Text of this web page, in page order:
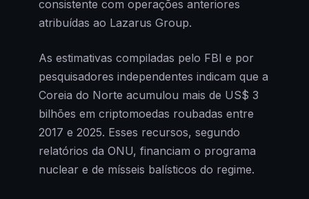
consistente com operações anteriores
atribuídas ao Lazarus Group.
As estimativas compiladas pelo FBI e por
pesquisadores independentes indicam que a
Coreia do Norte acumulou mais de US$ 3
bilhões em criptomoedas roubadas entre
2017 e 2025. Esses recursos, segundo
relatórios da ONU, financiam o programa
nuclear e de mísseis balísticos do regime.